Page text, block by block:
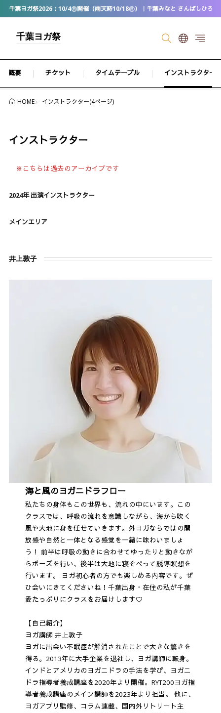
千葉ヨガ祭2026：10/4㊐開催（雨天時10/18㊐）｜千葉みなと さんばしひろば
千葉ヨガ祭
概要 チケット タイムテーブル インストラクター
HOME インストラクター(4ページ)
インストラクター
※こちらは過去のアーカイブです
2024年 出演インストラクター
メインエリア
井上敦子
海と風のヨガニドラフロー
私たちの身体もこの世界も、流れの中にいます。この
クラスでは、呼吸の流れを意識しながら、海から吹く
風や大地に身を任せていきます。外ヨガならではの開
放感や自然と一体となる感覚を一緒に味わいましょ
う！ 前半は呼吸の動きに合わせてゆったりと動きなが
らポーズを行い、後半は大地に寝そべって誘導瞑想を
行います。 ヨガ初心者の方でも楽しめる内容です。ぜ
ひ会いにきてくださいね！千葉出身・在住の私が千葉
愛たっぷりにクラスをお届けします♡
【自己紹介】
ヨガ講師 井上敦子
ヨガに出会い不眠症が解消されたことで大きな驚きを
得る。2013年に大手企業を退社し、ヨガ講師に転身。
インドとアメリカのヨガニドラの手法を学び、ヨガニ
ドラ指導者養成講座を2020年より開催。RYT200ヨガ指
導者養成講座のメイン講師を2023年より担当。 他に、
ヨガアプリ監修、コラム連載、国内外リトリート主